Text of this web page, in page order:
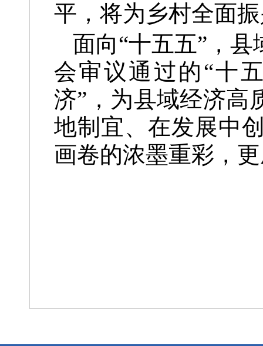
平，将为乡村全面
面向“十五五”，
会审议通过的“十
济”，为县域经济高
地制宜、在发展中
画卷的浓墨重彩，